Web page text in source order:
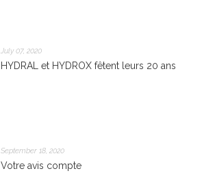
July 07, 2020
HYDRAL et HYDROX fêtent leurs 20 ans
September 18, 2020
Votre avis compte